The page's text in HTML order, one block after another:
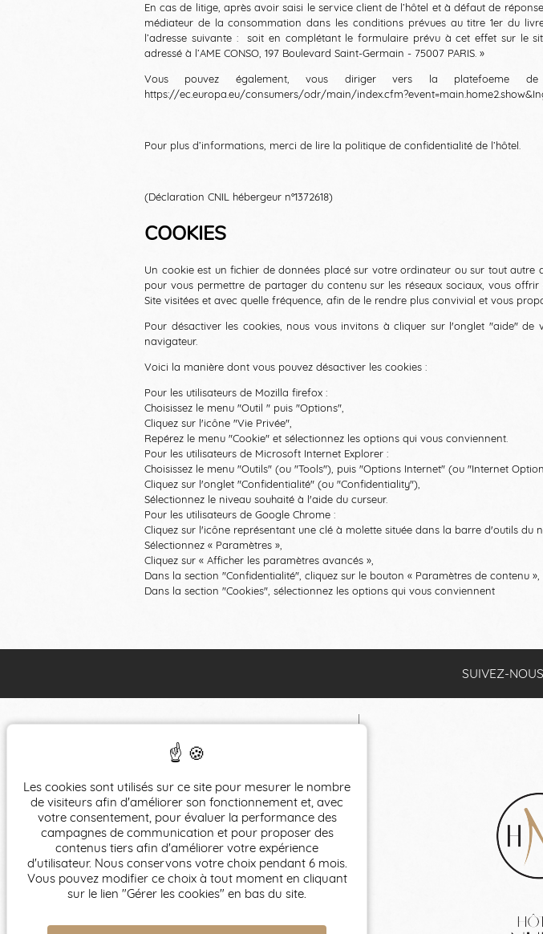
En cas de litige, après avoir saisi le service client de l’hôtel et à défaut de
médiateur de la consommation dans les conditions prévues au titre 1er du
l’adresse suivante : soit en complétant le formulaire prévu à cet effet sur le
adressé à l’AME CONSO, 197 Boulevard Saint-Germain - 75007 PARIS. »
Vous pouvez également, vous diriger vers la platefoeme
https://ec.europa.eu/consumers/odr/main/
Pour plus d’informations, merci de lire la politique de confidentialité de l’hôtel.
(Déclaration CNIL hébergeur n°1372618)
COOKIES
Un cookie est un fichier de données placé sur votre ordinateur ou sur tout autre
pour vous permettre de partager du contenu sur les réseaux sociaux, vous
Site visitées et avec quelle fréquence, afin de le rendre plus convivial et vous
Pour désactiver les cookies, nous vous invitons à cliquer sur l'onglet "aide"
navigateur.
Voici la manière dont vous pouvez désactiver les cookies :
Pour les utilisateurs de Mozilla firefox :
Choisissez le menu "Outil " puis "Options",
Cliquez sur l'icône "Vie Privée",
Repérez le menu "Cookie" et sélectionnez les options qui vous conviennent.
Pour les utilisateurs de Microsoft Internet Explorer :
Choisissez le menu "Outils" (ou "Tools"), puis "Options Internet" (ou "Internet
Cliquez sur l'onglet "Confidentialité" (ou "Confidentiality"),
Sélectionnez le niveau souhaité à l'aide du curseur.
Pour les utilisateurs de Google Chrome :
Cliquez sur l'icône représentant une clé à molette située dans la barre d'outils du
Sélectionnez « Paramètres »,
Cliquez sur « Afficher les paramètres avancés »,
Dans la section "Confidentialité", cliquez sur le bouton « Paramètres de contenu »,
Dans la section "Cookies", sélectionnez les options qui vous conviennent
SUIVEZ-NOUS
HÔTEL NUDE PARIS - COLOR VISION
155, bd du Montparnasse
75006 Paris
+33(0)146336360
0744992086
Les cookies sont utilisés sur ce site pour mesurer le nombre
de visiteurs afin d'améliorer son fonctionnement et, avec
votre consentement, pour évaluer la performance des
campagnes de communication et pour proposer des
contenus tiers afin d'améliorer votre expérience
d'utilisateur. Nous conservons votre choix pendant 6 mois.
Vous pouvez modifier ce choix à tout moment en cliquant
sur le lien "Gérer les cookies" en bas du site.